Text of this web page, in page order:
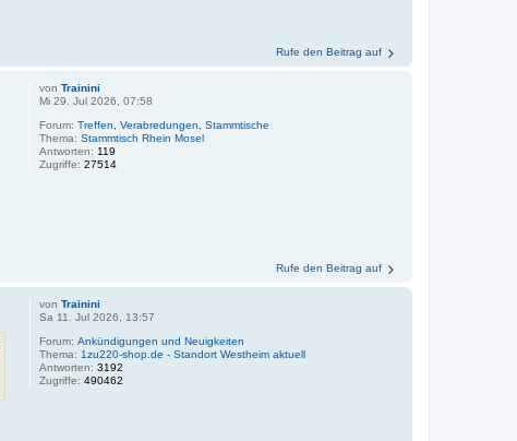
Rufe den Beitrag auf
vonTrainini
Mi 29. Jul 2026, 07:58
Forum:Treffen, Verabredungen, Stammtische
Thema:Stammtisch Rhein Mosel
Antworten: 119
Zugriffe:27514
Rufe den Beitrag auf
vonTrainini
Sa 11. Jul 2026, 13:57
Forum:Ankündigungen und Neuigkeiten
Thema: 1zu220-shop.de - Standort Westheim aktuell
Antworten:3192
Zugriffe:490462